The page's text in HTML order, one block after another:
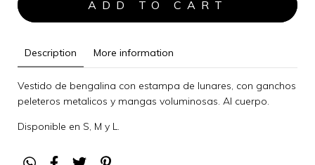
Description More information
Vestido de bengalina con estampa de lunares, con ganchos
peleteros metalicos y mangas voluminosas. Al cuerpo.
Disponible en S, M y L.